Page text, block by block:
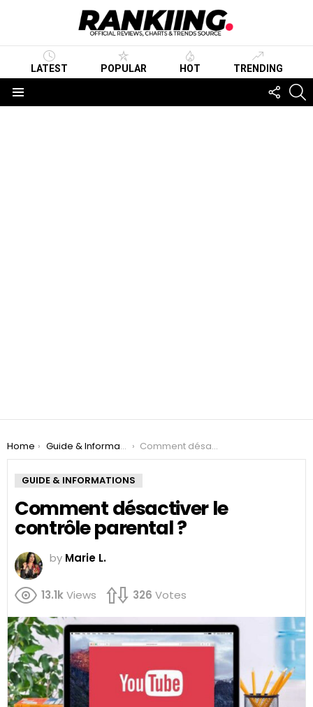
LATEST POPULAR HOT TRENDING
US
You are here:
Home Guide & Informations Comment désactiver le contrôle parental ?
GUIDE & INFORMATIONS
Comment désactiver le
contrôle parental ?
by Marie L.
13.1kViews 326 Votes